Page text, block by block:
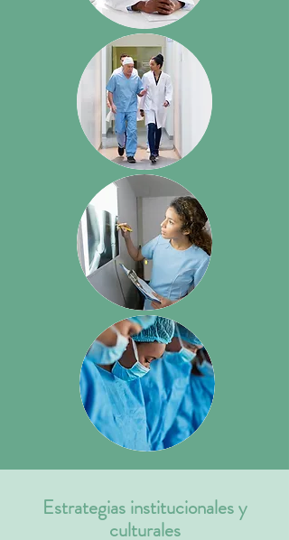
Estrategias institucionales y
culturales